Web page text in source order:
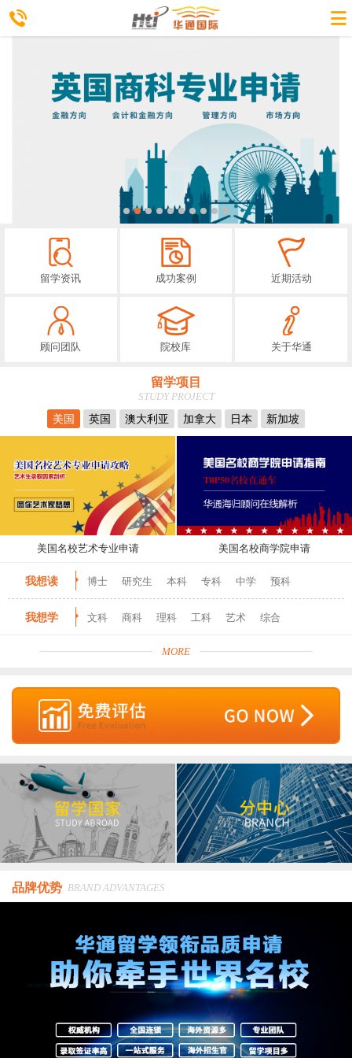
留学资讯 成功案例 近期活动
顾问团队 院校库 关于华通
留学项目
STUDY PROJECT
美国
英国 澳大利亚 加拿大 日本 新加坡
美国名校艺术专业申请 美国名校商学院申请
我想读 博士 研究生 本科 专科 中学 预科
我想学 文科 商科 理科 工科 艺术 综合
MORE
品牌优势 BRAND ADVANTAGES